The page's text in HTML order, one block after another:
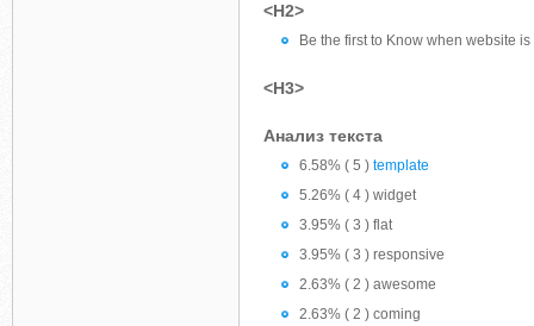
<H2>
Be the first to Know when website
<H3>
Анализ текста
6.58% ( 5 ) template
5.26% ( 4 ) widget
3.95% ( 3 ) flat
3.95% ( 3 ) responsive
2.63% ( 2 ) awesome
2.63% ( 2 ) coming